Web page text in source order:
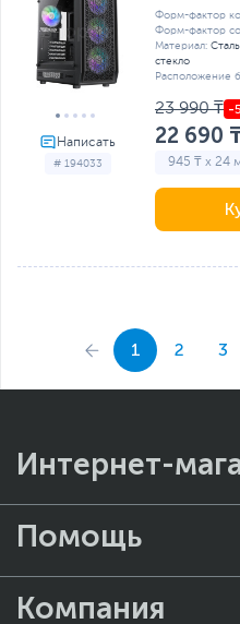
# 194033
Форм-фактор
Форм-фактор
Материал:
стекло
Расположение
23 990 ₸
22 690
945 ₸ x 24
1 2 3
Интернет-
Помощь
Компания